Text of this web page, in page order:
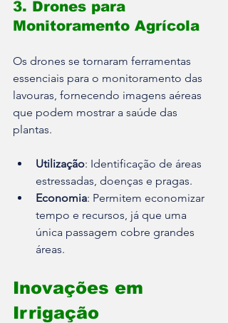
3. Drones para
Monitoramento Agrícola
Os drones se tornaram ferramentas
essenciais para o monitoramento das
lavouras, fornecendo imagens aéreas
que podem mostrar a saúde das
plantas.
Utilização: Identificação de áreas
estressadas, doenças e pragas.
Economia: Permitem economizar
tempo e recursos, já que uma
única passagem cobre grandes
áreas.
Inovações em
Irrigação